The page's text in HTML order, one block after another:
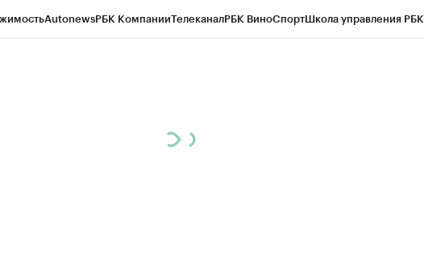
AutonewsРБК КомпанииТелеканалРБК ВиноСпортШкола управления РБК